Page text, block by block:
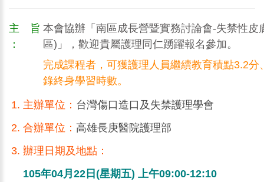
主 旨
：
本會協辦「南區成長營暨實務討論會-失禁性皮
區)」，歡迎貴屬護理同仁踴躍報名參加。
完成課程者，可獲護理人員繼續教育積點3.2分
錄終身學習時數。
主辦單位： 台灣傷口造口及失禁護理學會
合辦單位： 高雄長庚醫院護理部
辦理日期及地點：
105年04月22日(星期五) 上午09:00-12:10